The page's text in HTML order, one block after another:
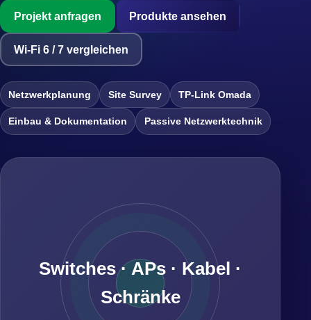
Projekt anfragen Produkte ansehen
Wi-Fi 6 / 7 vergleichen
Netzwerkplanung Site Survey TP-Link Omada
Einbau & Dokumentation Passive Netzwerktechnik
Switches · APs · Kabel ·
Schränke